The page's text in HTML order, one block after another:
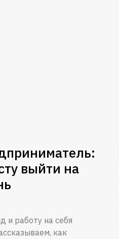
выйти на
и работу на себя
как